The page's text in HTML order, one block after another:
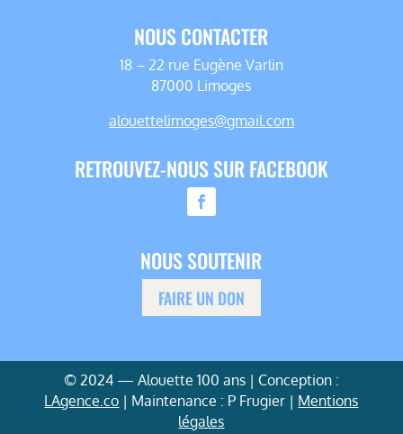
NOUS CONTACTER
18 – 22 rue Eugène Varlin
87000 Limoges
alouettelimoges@gmail.com
RETROUVEZ-NOUS SUR FACEBOOK
NOUS SOUTENIR
FAIRE UN DON
© 2024 — Alouette 100 ans | Conception :
LAgence.co | Maintenance : P Frugier | Mentions
légales